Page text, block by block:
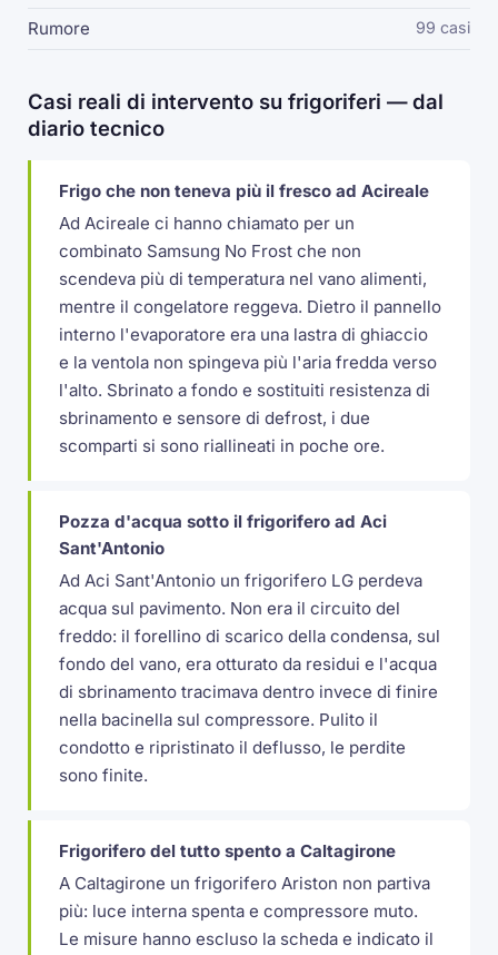
Rumore 99 casi
Casi reali di intervento su frigoriferi — dal
diario tecnico
Frigo che non teneva più il fresco ad Acireale
Ad Acireale ci hanno chiamato per un
combinato Samsung No Frost che non
scendeva più di temperatura nel vano alimenti,
mentre il congelatore reggeva. Dietro il pannello
interno l'evaporatore era una lastra di ghiaccio
e la ventola non spingeva più l'aria fredda verso
l'alto. Sbrinato a fondo e sostituiti resistenza di
sbrinamento e sensore di defrost, i due
scomparti si sono riallineati in poche ore.
Pozza d'acqua sotto il frigorifero ad Aci
Sant'Antonio
Ad Aci Sant'Antonio un frigorifero LG perdeva
acqua sul pavimento. Non era il circuito del
freddo: il forellino di scarico della condensa, sul
fondo del vano, era otturato da residui e l'acqua
di sbrinamento tracimava dentro invece di finire
nella bacinella sul compressore. Pulito il
condotto e ripristinato il deflusso, le perdite
sono finite.
Frigorifero del tutto spento a Caltagirone
A Caltagirone un frigorifero Ariston non partiva
più: luce interna spenta e compressore muto.
Le misure hanno escluso la scheda e indicato il